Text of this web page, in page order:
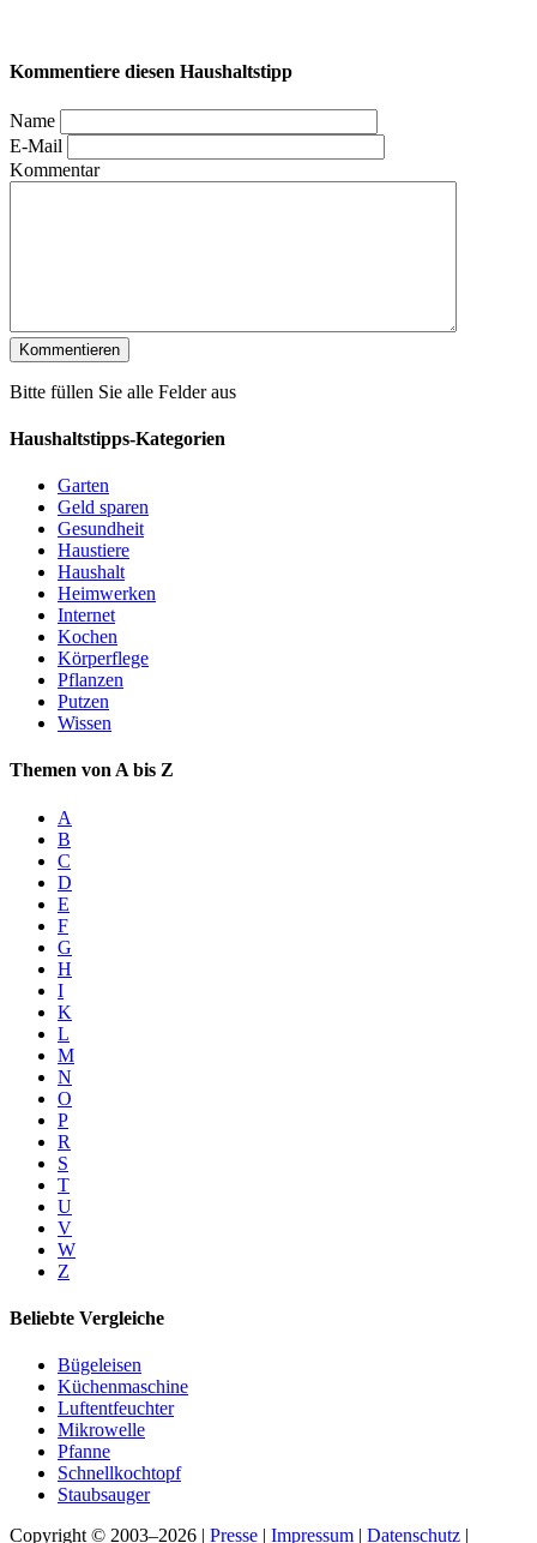
Kommentiere diesen Haushaltstipp
Name
E-Mail
Kommentar
Bitte füllen Sie alle Felder aus
Haushaltstipps-Kategorien
Garten
Geld sparen
Gesundheit
Haustiere
Haushalt
Heimwerken
Internet
Kochen
Körperflege
Pflanzen
Putzen
Wissen
Themen von A bis Z
A
B
C
D
E
F
G
H
I
K
L
M
N
O
P
R
S
T
U
V
W
Z
Beliebte Vergleiche
Bügeleisen
Küchenmaschine
Luftentfeuchter
Mikrowelle
Pfanne
Schnellkochtopf
Staubsauger
Copyright © 2003–2026 | Presse | Impressum | Datenschutz |